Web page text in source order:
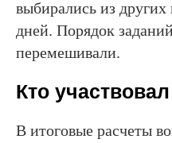
выбирались из
дней. Порядок
перемешивали.
Кто
В итоговые расчеты